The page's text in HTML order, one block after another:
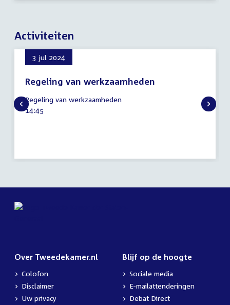
Activiteiten
3 jul 2024
Regeling van werkzaamheden
juli
2024
Regeling van werkzaamheden
Tijd
14:45
Over Tweedekamer.nl
Colofon
Disclaimer
Uw privacy
Blijf op de hoogte
Sociale media
E-mailattenderingen
Debat Direct